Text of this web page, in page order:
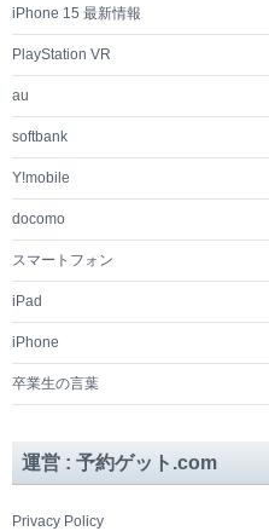
iPhone 15 最新情報
PlayStation VR
au
softbank
Y!mobile
docomo
スマートフォン
iPad
iPhone
卒業生の言葉
運営 : 予約ゲット.com
Privacy Policy